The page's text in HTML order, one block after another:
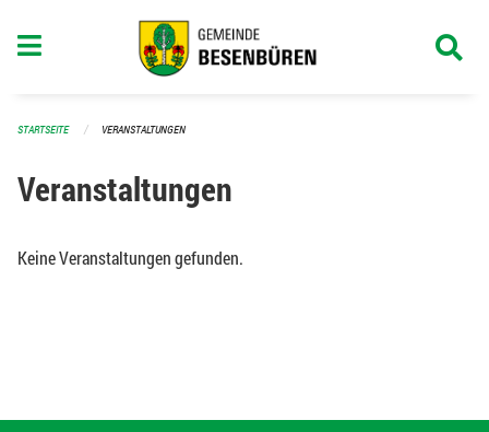
STARTSEITE VERANSTALTUNGEN
Veranstaltungen
Keine Veranstaltungen gefunden.